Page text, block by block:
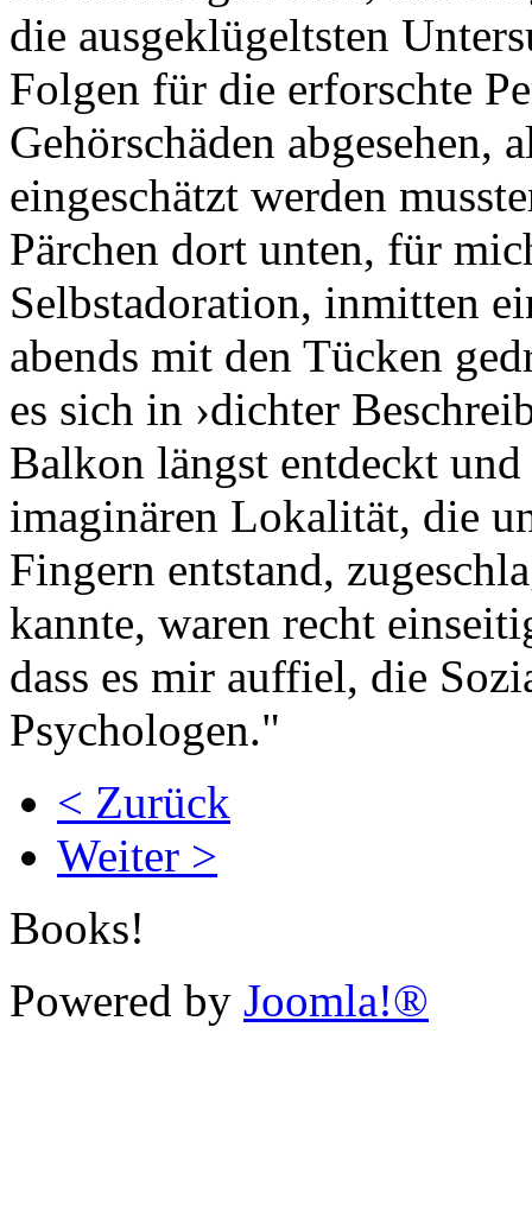
die ausgeklügeltsten
Folgen für die erforschte
Gehörschäden abgesehen,
eingeschätzt werden
Pärchen dort unten, für
Selbstadoration, inmitten
abends mit den Tücken
es sich in ›dichter
Balkon längst entdeckt
imaginären Lokalität, die
Fingern entstand,
kannte, waren recht
dass es mir auffiel, die
Psychologen."
< Zurück
Weiter >
Books!
Powered by Joomla!®